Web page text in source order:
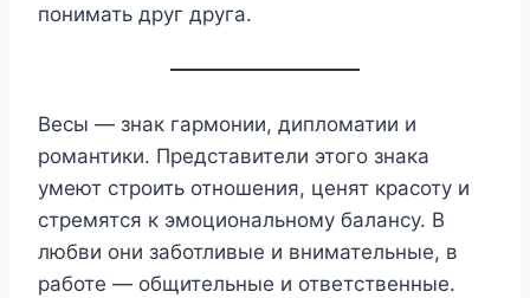
понимать друг друга.
Весы — знак гармонии, дипломатии и
романтики. Представители этого знака
умеют строить отношения, ценят красоту и
стремятся к эмоциональному балансу. В
любви они заботливые и внимательные, в
работе — общительные и ответственные.